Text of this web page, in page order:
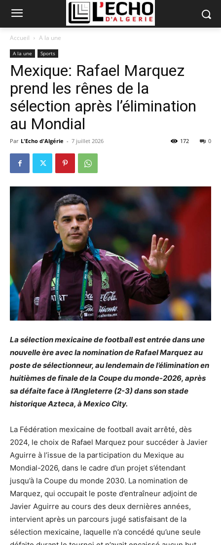
Accueil A la une
A la une Sports
Mexique: Rafael Marquez
prend les rênes de la
sélection après l’élimination
au Mondial
Par L'Echo d'Algérie - 7 juillet 2026 0
172
La sélection mexicaine de football est entrée dans une
nouvelle ère avec la nomination de Rafael Marquez au
poste de sélectionneur, au lendemain de l’élimination en
huitièmes de finale de la Coupe du monde-2026, après
sa défaite face à l’Angleterre (2-3) dans son stade
historique Azteca, à Mexico City.
La Fédération mexicaine de football avait arrêté, dès
2024, le choix de Rafael Marquez pour succéder à Javier
Aguirre à l’issue de la participation du Mexique au
Mondial-2026, dans le cadre d’un projet s’étendant
jusqu’à la Coupe du monde 2030. La nomination de
Marquez, qui occupait le poste d’entraîneur adjoint de
Javier Aguirre au cours des deux dernières années,
intervient après un parcours jugé satisfaisant de la
sélection mexicaine, laquelle n’a concédé qu’une seule